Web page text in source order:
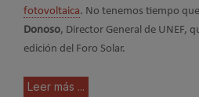
fotovoltaica. No tenemos tiempo
Donoso, Director General de UNEF,
edición del Foro Solar.
Leer más ...